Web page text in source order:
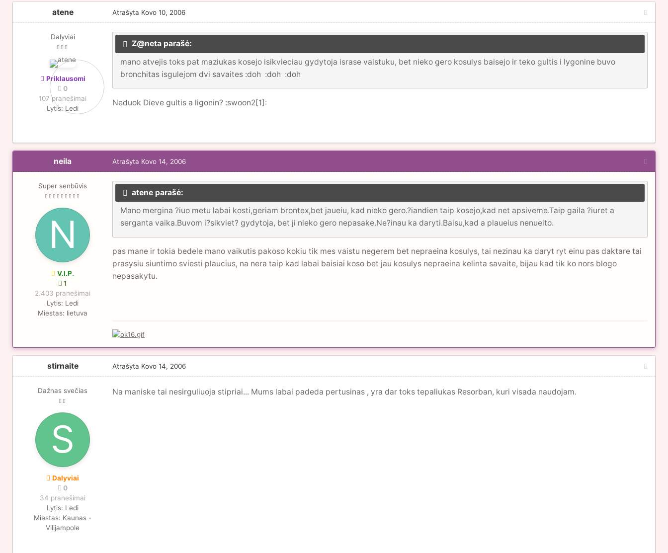
atene
Dalyviai
Priklausomi
0
107 pranešimai
Lytis: Ledi
Atrašyta Kovo 10, 2006
Z@neta parašė:
mano atvejis toks pat maziukas kosejo isikvieciau gydytoja israse vaistuku, bet nieko gero kosulys baisejo ir teko gultis i lygonine buvo
bronchitas isgulejom dvi savaites :doh :doh :doh
Neduok Dieve gultis a ligonin? :swoon2[1]:
neila
Super senbūvis
V.I.P.
1
2.403 pranešimai
Lytis: Ledi
Miestas: lietuva
Atrašyta Kovo 14, 2006
atene parašė:
Mano mergina ?iuo metu labai kosti,geriam brontex,bet jaueiu, kad nieko gero.?iandien taip kosejo,kad net apsiveme.Taip gaila ?iuret a
serganta vaika.Buvom i?sikviet? gydytoja, bet ji nieko gero nepasake.Ne?inau ka daryti.Baisu,kad a plaueius nenueito.
pas mane ir tokia bedele mano vaikutis pakoso kokiu tik mes vaistu negerem bet nepraeina kosulys, tai nezinau ka daryt ryt einu pas daktare tai
prasysiu siuntimo sviesti plaucius, na nera taip kad labai baisiai koso bet jau kosulys nepraeina kelinta savaite, bijau kad tik ko nors blogo
nepasakytu.
stirnaite
Dažnas svečias
Dalyviai
0
34 pranešimai
Lytis: Ledi
Miestas: Kaunas -
Vilijampole
Atrašyta Kovo 14, 2006
Na maniske tai nesirguliuoja stipriai... Mums labai padeda pertusinas , yra dar toks tepaliukas Resorban, kuri visada naudojam.